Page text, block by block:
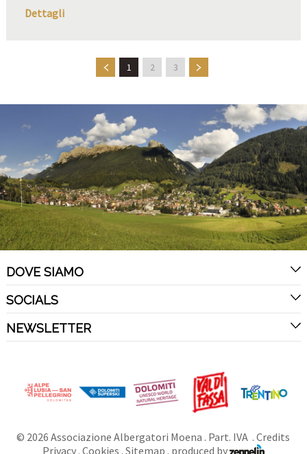
Dettagli
1 2 3
DOVE SIAMO
SOCIALS
NEWSLETTER
© 2026 Associazione Albergatori Moena . Part. IVA .Credits
Privacy. Cookies . Sitemap . produced by